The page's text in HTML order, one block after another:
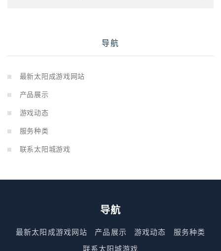
导航
最新太阳成游戏网站
产品展示
游戏动态
服务种类
联系太阳城游戏
导航
最新太阳成游戏网站 产品展示 游戏动态
服务种类
联系太阳城游戏